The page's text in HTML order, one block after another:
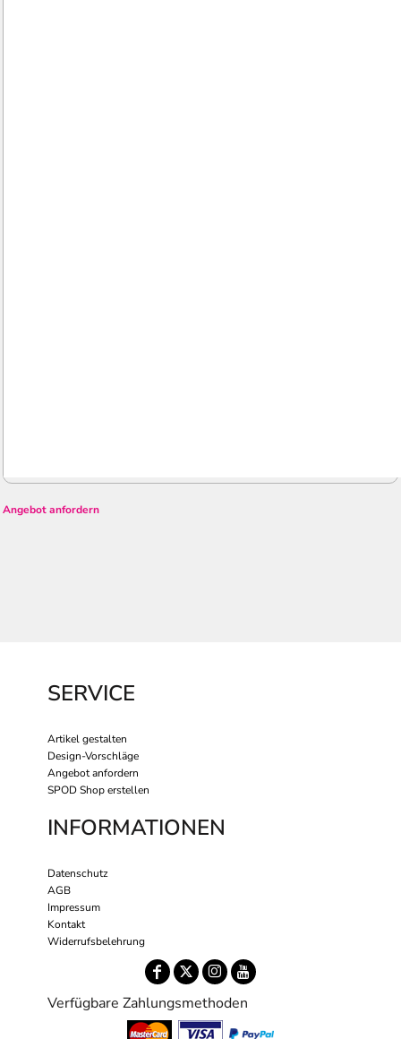
Angebot anfordern
SERVICE
Artikel gestalten
Design-Vorschläge
Angebot anfordern
SPOD Shop erstellen
INFORMATIONEN
Datenschutz
AGB
Impressum
Kontakt
Widerrufsbelehrung
Verfügbare Zahlungsmethoden